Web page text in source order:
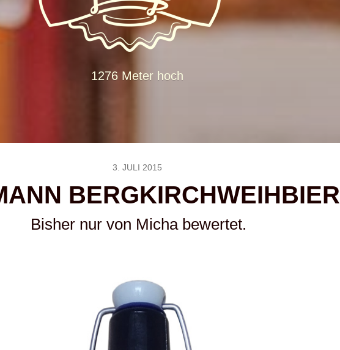
1276 Meter hoch
3. JULI 2015
BERGKIRCHWEIHBIER
Bisher nur von Micha bewertet.